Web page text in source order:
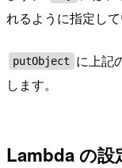
れるように指定して
putObject
に上記
します。
Lambda の設